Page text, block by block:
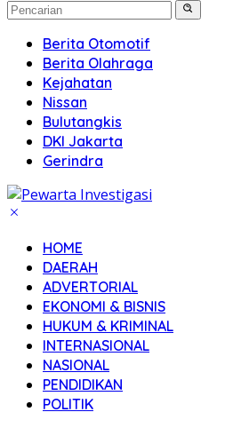
Berita Otomotif
Berita Olahraga
Kejahatan
Nissan
Bulutangkis
DKI Jakarta
Gerindra
HOME
DAERAH
ADVERTORIAL
EKONOMI & BISNIS
HUKUM & KRIMINAL
INTERNASIONAL
NASIONAL
PENDIDIKAN
POLITIK